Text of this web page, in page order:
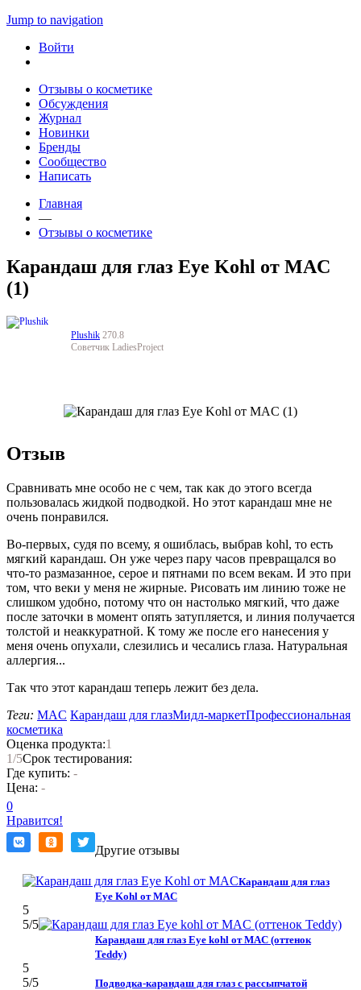
Jump to navigation
Войти
Отзывы о косметике
Обсуждения
Журнал
Новинки
Бренды
Сообщество
Написать
Главная
—
Отзывы о косметике
Карандаш для глаз Eye Kohl от MAC
(1)
Plushik 270.8
Советчик LadiesProject
Отзыв
Сравнивать мне особо не с чем, так как до этого всегда
пользовалась жидкой подводкой. Но этот карандаш мне не
очень понравился.
Во-первых, судя по всему, я ошиблась, выбрав kohl, то есть
мягкий карандаш. Он уже через пару часов превращался во
что-то размазанное, серое и пятнами по всем векам. И это при
том, что веки у меня не жирные. Рисовать им линию тоже не
слишком удобно, потому что он настолько мягкий, что даже
после заточки в момент опять затупляется, и линия получается
толстой и неаккуратной. К тому же после его нанесения у
меня очень опухали, слезились и чесались глаза. Натуральная
аллергия...
Так что этот карандаш теперь лежит без дела.
Теги: MAC Карандаш для глазМидл-маркетПрофессиональная
косметика
Оценка продукта:1
1/5Срок тестирования:
Где купить: -
Цена: -
0
Нравится!
Другие отзывы
Карандаш для глаз
Eye Kohl от MAC
5
5/5
Карандаш для глаз Eye kohl от MAC (оттенок
Teddy)
5
5/5 Подводка-карандаш для глаз с рассыпчатой